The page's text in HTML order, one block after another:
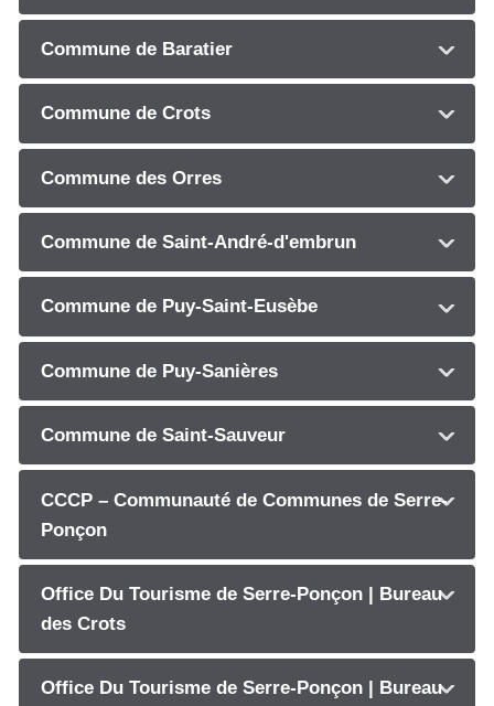
Commune de Baratier
Commune de Crots
Commune des Orres
Commune de Saint-André-d'embrun
Commune de Puy-Saint-Eusèbe
Commune de Puy-Sanières
Commune de Saint-Sauveur
CCCP – Communauté de Communes de Serre-
Ponçon
Office Du Tourisme de Serre-Ponçon | Bureau
des Crots
Office Du Tourisme de Serre-Ponçon | Bureau